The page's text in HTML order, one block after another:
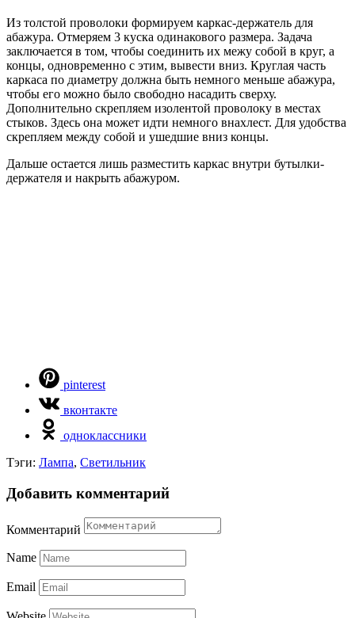
Из толстой проволоки формируем каркас-держатель для
абажура. Отмеряем 3 куска одинакового размера. Задача
заключается в том, чтобы соединить их межу собой в круг, а
концы, одновременно с этим, вывести вниз. Круглая часть
каркаса по диаметру должна быть немного меньше абажура,
чтобы его можно было свободно насадить сверху.
Дополнительно скрепляем изолентой проволоку в местах
стыков. Здесь она может идти немного внахлест. Для удобства
скрепляем между собой и ушедшие вниз концы.
Дальше остается лишь разместить каркас внутри бутылки-
держателя и накрыть абажуром.
pinterest
вконтакте
одноклассники
Тэги: Лампа, Светильник
Добавить комментарий
Комментарий
Name
Email